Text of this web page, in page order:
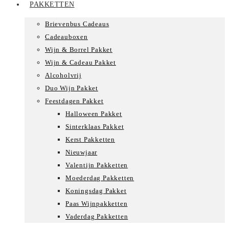
PAKKETTEN
Brievenbus Cadeaus
Cadeauboxen
Wijn & Borrel Pakket
Wijn & Cadeau Pakket
Alcoholvrij
Duo Wijn Pakket
Feestdagen Pakket
Halloween Pakket
Sinterklaas Pakket
Kerst Pakketten
Nieuwjaar
Valentijn Pakketten
Moederdag Pakketten
Koningsdag Pakket
Paas Wijnpakketten
Vaderdag Pakketten